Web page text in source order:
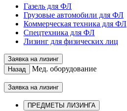
Газель для ФЛ
Грузовые автомобили для ФЛ
Коммерческая техника для ФЛ
Спецтехника для ФЛ
Лизинг для физических лиц
Заявка на лизинг
Назад
Мед. оборудование
Заявка на лизинг
ПРЕДМЕТЫ ЛИЗИНГА